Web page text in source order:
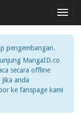
pengembangan.
MangaID.co
secara offline
anda
ke fanspage kami